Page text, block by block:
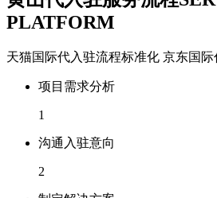
PLATFORM
天猫国际代入驻流程标准化 京东国
项目需求分析
1
沟通入驻意向
2